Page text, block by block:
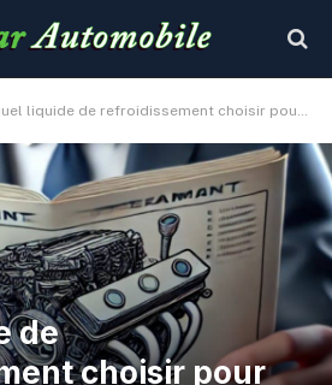
liquide de refroidissement choisir pour votre voiture ?
de
choisir pour